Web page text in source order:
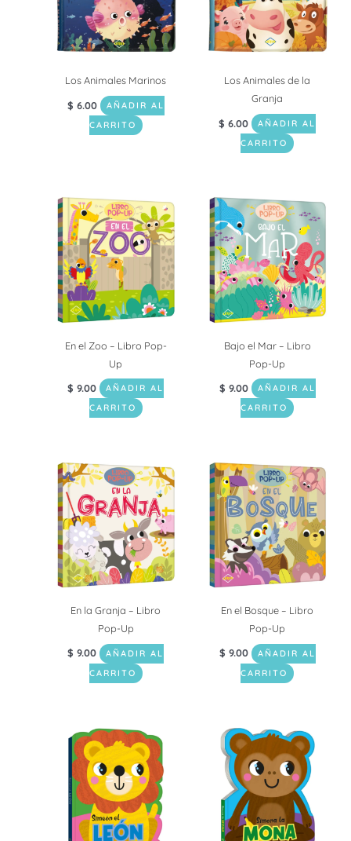
Los Animales Marinos
$ 6.00
AÑADIR AL
CARRITO
Los Animales de la
Granja
$ 6.00
AÑADIR AL
CARRITO
En el Zoo – Libro Pop-
Up
$ 9.00
AÑADIR AL
CARRITO
Bajo el Mar – Libro
Pop-Up
$ 9.00
AÑADIR AL
CARRITO
En la Granja – Libro
Pop-Up
$ 9.00
AÑADIR AL
CARRITO
En el Bosque – Libro
Pop-Up
$ 9.00
AÑADIR AL
CARRITO